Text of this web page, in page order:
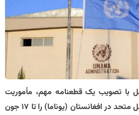
با تصویب یک قطعنامه مهم، مأموریت
هیئت معاونت سازمان ملل متحد در افغانستان (یوناما) را تا 17 جون